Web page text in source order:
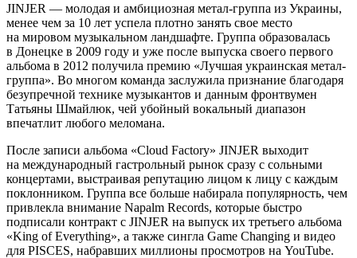
JINJER — молодая и амбициозная метал-группа из Украины,
менее чем за 10 лет успела плотно занять свое место
на мировом музыкальном ландшафте. Группа образовалась
в Донецке в 2009 году и уже после выпуска своего первого
альбома в 2012 получила премию «Лучшая украинская метал-
группа». Во многом команда заслужила признание благодаря
безупречной технике музыкантов и данным фронтвумен
Татьяны Шмайлюк, чей убойный вокальный диапазон
впечатлит любого меломана.
После записи альбома «Cloud Factory» JINJER выходит
на международный гастрольный рынок сразу с сольными
концертами, выстраивая репутацию лицом к лицу c каждым
поклонником. Группа все больше набирала популярность, чем
привлекла внимание Napalm Records, которые быстро
подписали контракт с JINJER на выпуск их третьего альбома
«King of Everything», а также сингла Game Changing и видео
для PISCES, набравших миллионы просмотров на YouTube.